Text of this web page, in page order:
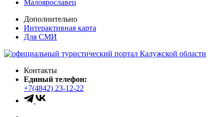
Малоярославец
Дополнительно
Интерактивная карта
Для СМИ
Контакты
Единый телефон:
+7(4842) 23-12-22